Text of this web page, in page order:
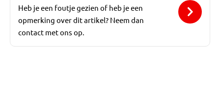
Heb je een foutje gezien of heb je een
opmerking over dit artikel? Neem dan
contact met ons op.